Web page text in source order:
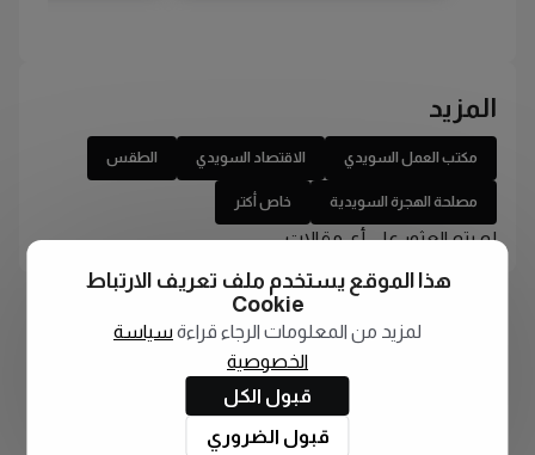
المزيد
مكتب العمل السويدي الاقتصاد السويدي الطقس
مصلحة الهجرة السويدية خاص أكتر
لم يتم العثور على أي مقالات
هذا الموقع يستخدم ملف تعريف الارتباط
Cookie
لمزيد من المعلومات الرجاء قراءة سياسة
الخصوصية
قبول الكل
قبول الضروري